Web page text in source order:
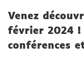
Venez
février 2024 !
conférences